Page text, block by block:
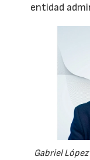
entidad
Gabriel